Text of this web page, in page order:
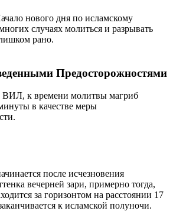
нового дня по исламскому
случаях молиться и разрывать
рано.
Предосторожностями
ВИЛ, к времени молитвы магриб
в качестве меры
после исчезновения
вечерней зари, примерно тогда,
за горизонтом на расстоянии 17
к исламской полуночи.